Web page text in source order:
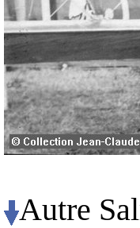
Autre